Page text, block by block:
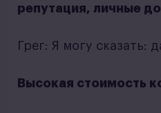
репутация, личные
Грег: Я могу сказать:
Высокая стоимость